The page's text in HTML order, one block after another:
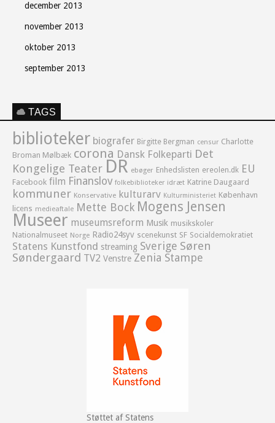
december 2013
november 2013
oktober 2013
september 2013
TAGS
biblioteker biografer Birgitte Bergman censur Charlotte
Broman Mølbæk corona Dansk Folkeparti Det
Kongelige Teater DR ebøger Enhedslisten ereolen.dk EU
Facebook film Finanslov folkebiblioteker idræt Katrine Daugaard
kommuner Konservative kulturarv Kulturministeriet København
licens medieaftale Mette Bock Mogens Jensen
Museer museumsreform Musik musikskoler
Nationalmuseet Norge Radio24syv scenekunst SF Socialdemokratiet
Statens Kunstfond streaming Sverige Søren
Søndergaard TV2 Venstre Zenia Stampe
Støttet af Statens